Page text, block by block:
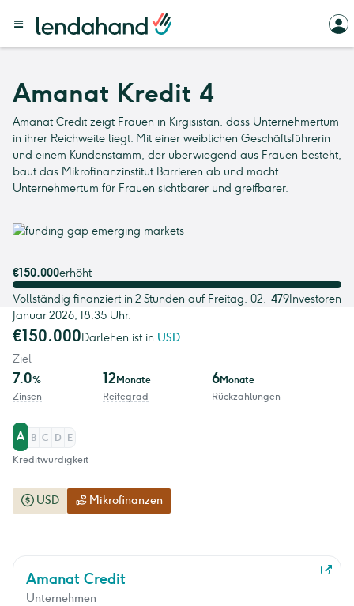
Amanat Kredit 4
Amanat Credit zeigt Frauen in Kirgisistan, dass Unternehmertum
in ihrer Reichweite liegt. Mit einer weiblichen Geschäftsführerin
und einem Kundenstamm, der überwiegend aus Frauen besteht,
baut das Mikrofinanzinstitut Barrieren ab und macht
Unternehmertum für Frauen sichtbarer und greifbarer.
Amanat Credit
Unternehmen
€150.000erhöht
Vollständig finanziert in 2 Stunden auf Freitag, 02.
Januar 2026, 18:35 Uhr.
479 Investoren
€150.000Darlehen ist in USD
Ziel
7.0%
Zinsen
12Monate
Reifegrad
6Monate
Rückzahlungen
A B C D
E
Kreditwürdigkeit
USD Mikrofinanzen